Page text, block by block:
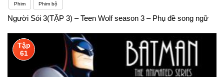
Phim Phim bộ
Người Sói 3(TẬP 3) – Teen Wolf season 3 – Phụ đề song ngữ
Tập
61